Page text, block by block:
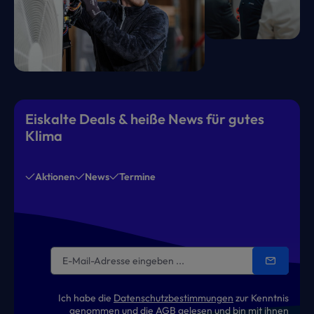
Eiskalte Deals & heiße News für gutes
Klima
Aktionen News Termine
Ich habe die Datenschutzbestimmungen zur Kenntnis
genommen und die AGB gelesen und bin mit ihnen